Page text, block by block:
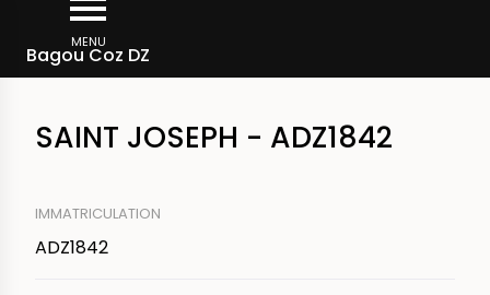
contenu
MENU
Bagou Coz DZ
d'Ariane
Rechercher un bateau
SAINT JOSEPH - ADZ1842
IMMATRICULATION
ADZ1842